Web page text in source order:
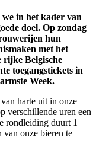
in het kader van
doel. Op zondag
hun
met het
rijke Belgische
toegangstickets in
Week.
harte uit in onze
verschillende uren een
rondleiding duurt 1
van onze bieren te